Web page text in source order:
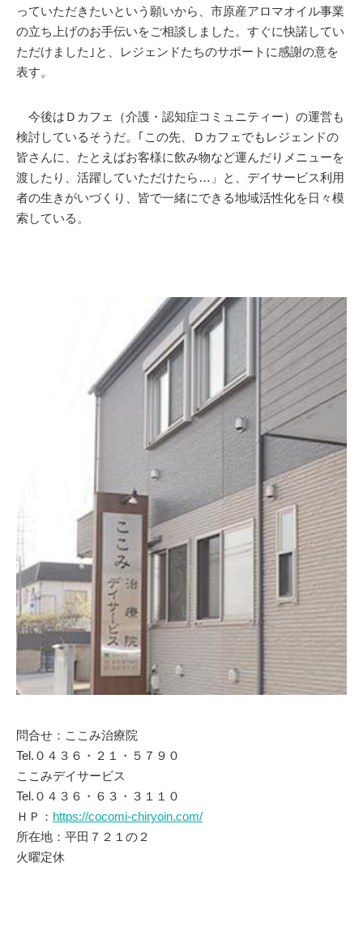
っていただきたいという願いから、市原産アロマオイル事業
の立ち上げのお手伝いをご相談しました。すぐに快諾してい
ただけました｣と、レジェンドたちのサポートに感謝の意を
表す。
今後はＤカフェ（介護・認知症コミュニティー）の運営も
検討しているそうだ。｢この先、Ｄカフェでもレジェンドの
皆さんに、たとえばお客様に飲み物など運んだりメニューを
渡したり、活躍していただけたら…」と、デイサービス利用
者の生きがいづくり、皆で一緒にできる地域活性化を日々模
索している。
問合せ：ここみ治療院
Tel.０４３６・２１・５７９０
ここみデイサービス
Tel.０４３６・６３・３１１０
ＨＰ： https://cocomi-chiryoin.com/
所在地：平田７２１の２
火曜定休